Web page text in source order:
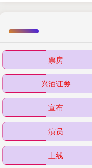
票房
兴泊证券
宣布
演员
上线